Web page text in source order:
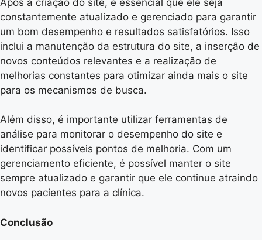
constantemente atualizado e gerenciado para garantir
um bom desempenho e resultados satisfatórios. Isso
inclui a manutenção da estrutura do site, a inserção de
novos conteúdos relevantes e a realização de
melhorias constantes para otimizar ainda mais o site
para os mecanismos de busca.
Além disso, é importante utilizar ferramentas de
análise para monitorar o desempenho do site e
identificar possíveis pontos de melhoria. Com um
gerenciamento eficiente, é possível manter o site
sempre atualizado e garantir que ele continue atraindo
novos pacientes para a clínica.
Conclusão